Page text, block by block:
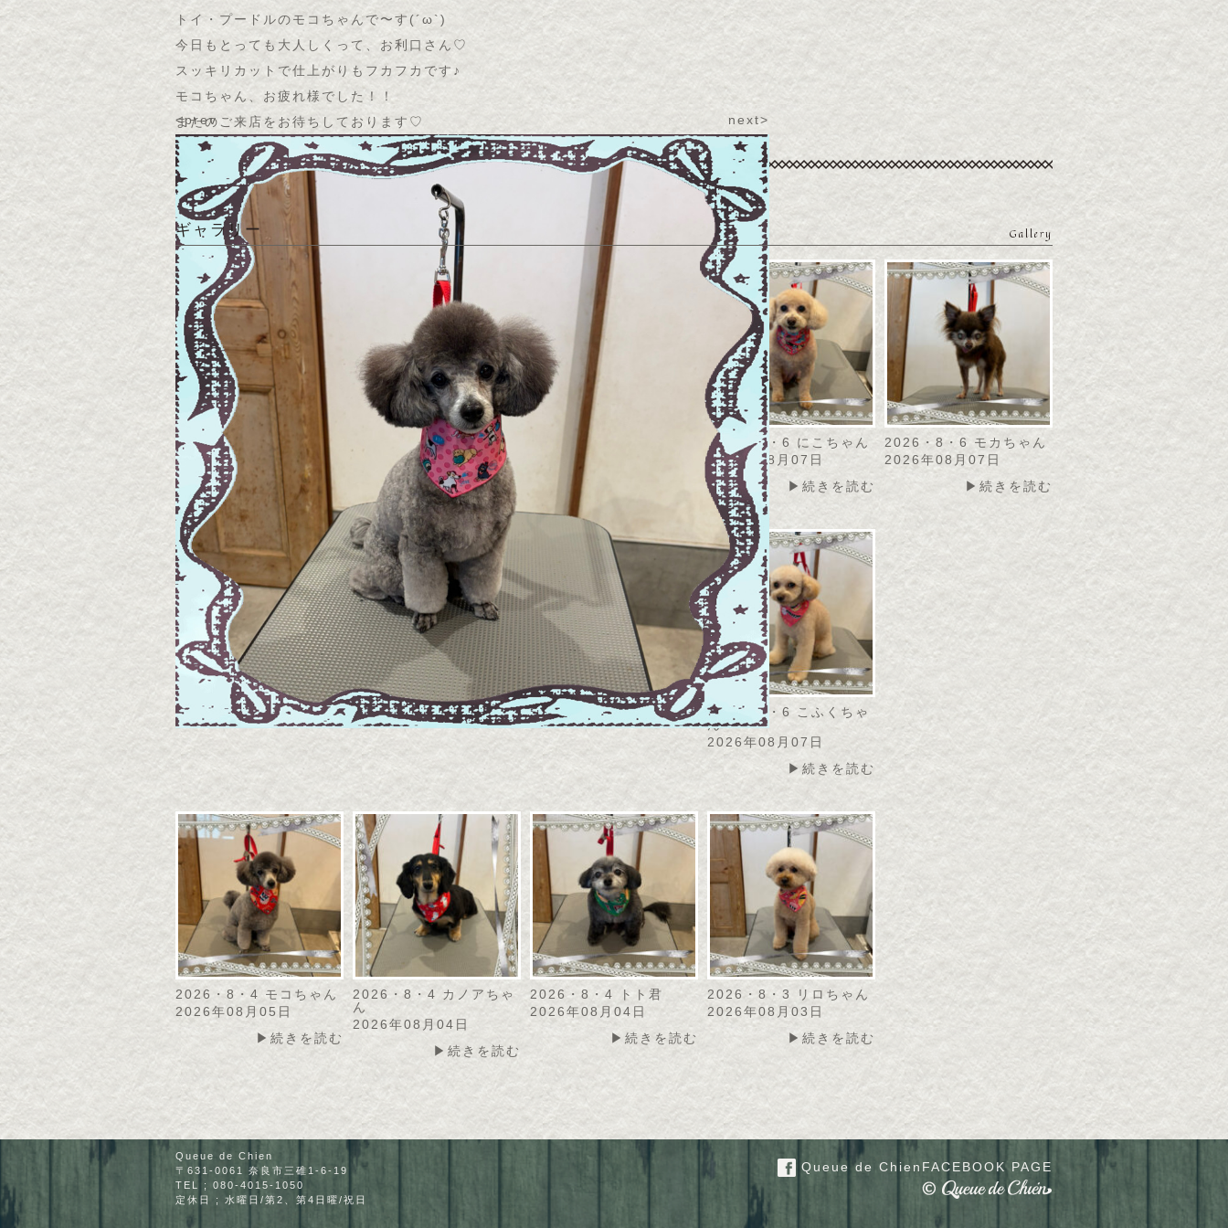
トイ・プードルのモコちゃんで〜す(´ω`)
今日もとっても大人しくって、お利口さん♡
スッキリカットで仕上がりもフカフカです♪
モコちゃん、お疲れ様でした！！
またのご来店をお待ちしております♡
<prev next>
ギャラリー Gallery
2026・8・7 うずらちゃ
ん
2026年08月07日
▶続きを読む
2026・8・7 アメリちゃ
2026年08月07日
▶続きを読む
2026・8・6 モナカちゃ
2026年08月07日
2026・8・6 にこちゃん
2026年08月07日
▶続きを読む
2026・8・6 モカちゃん
2026年08月07日
▶続きを読む
2026・8・6 こふくちゃ
ん
2026年08月07日
▶続きを読む
2026・8・4 モコちゃん
2026年08月05日
▶続きを読む
2026・8・4 カノアちゃ
ん
2026年08月04日
▶続きを読む
2026・8・4 トト君
2026年08月04日
▶続きを読む
2026・8・3 リロちゃん
2026年08月03日
▶続きを読む
Queue de Chien
〒631-0061 奈良市三碓1-6-19
TEL ; 080-4015-1050
定休日 ; 水曜日/第2、第4日曜/祝日
Queue de Chien FACEBOOK PAGE